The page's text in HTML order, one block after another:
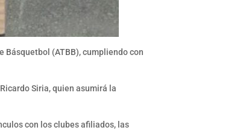
Básquetbol (ATBB), cumpliendo con
Siria, quien asumirá la
con los clubes afiliados, las